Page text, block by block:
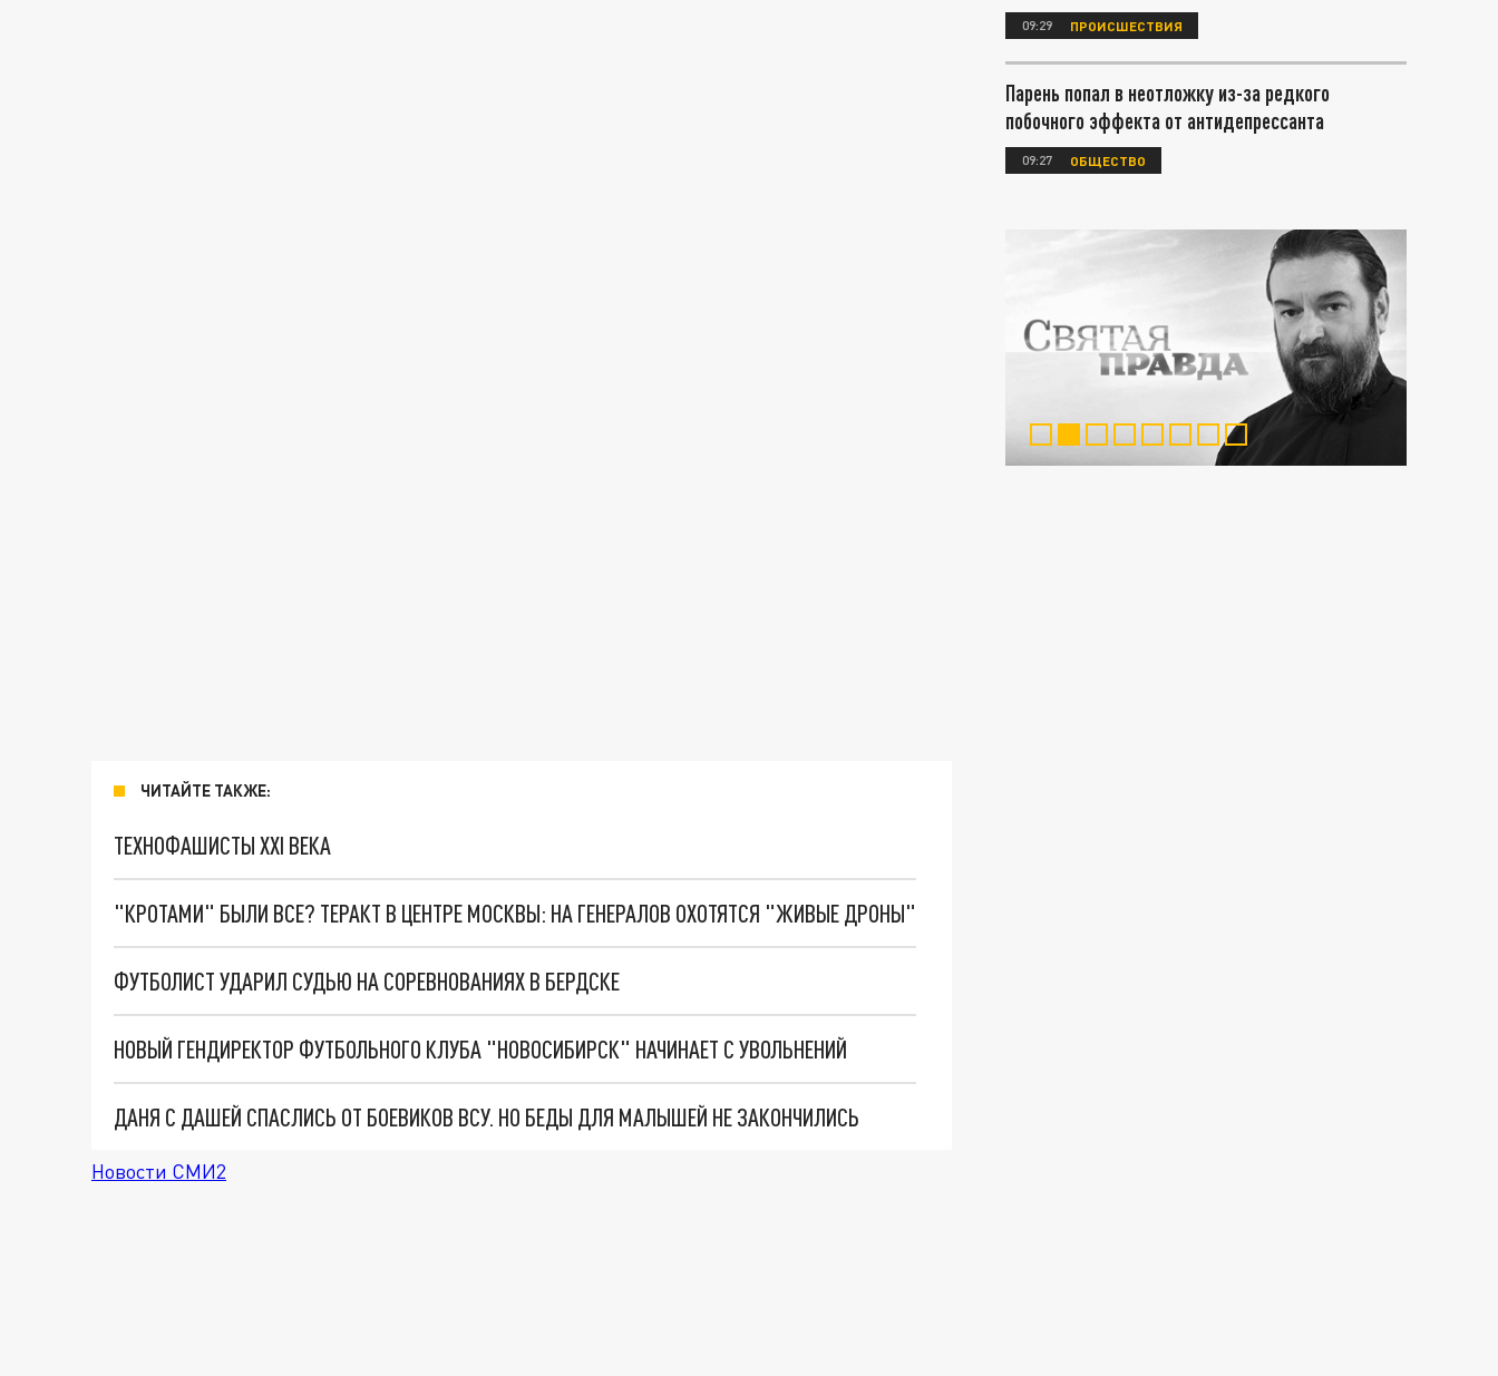
ЧИТАЙТЕ ТАКЖЕ:
ТЕХНОФАШИСТЫ XXI ВЕКА
"КРОТАМИ" БЫЛИ ВСЕ? ТЕРАКТ В ЦЕНТРЕ МОСКВЫ: НА ГЕНЕРАЛОВ ОХОТЯТСЯ "ЖИВЫЕ ДРОНЫ"
ФУТБОЛИСТ УДАРИЛ СУДЬЮ НА СОРЕВНОВАНИЯХ В БЕРДСКЕ
НОВЫЙ ГЕНДИРЕКТОР ФУТБОЛЬНОГО КЛУБА "НОВОСИБИРСК" НАЧИНАЕТ С УВОЛЬНЕНИЙ
ДАНЯ С ДАШЕЙ СПАСЛИСЬ ОТ БОЕВИКОВ ВСУ. НО БЕДЫ ДЛЯ МАЛЫШЕЙ НЕ ЗАКОНЧИЛИСЬ
Новости СМИ2
09:29 ПРОИСШЕСТВИЯ
Парень попал в неотложку из-за редкого
побочного эффекта от антидепрессанта
09:27 ОБЩЕСТВО